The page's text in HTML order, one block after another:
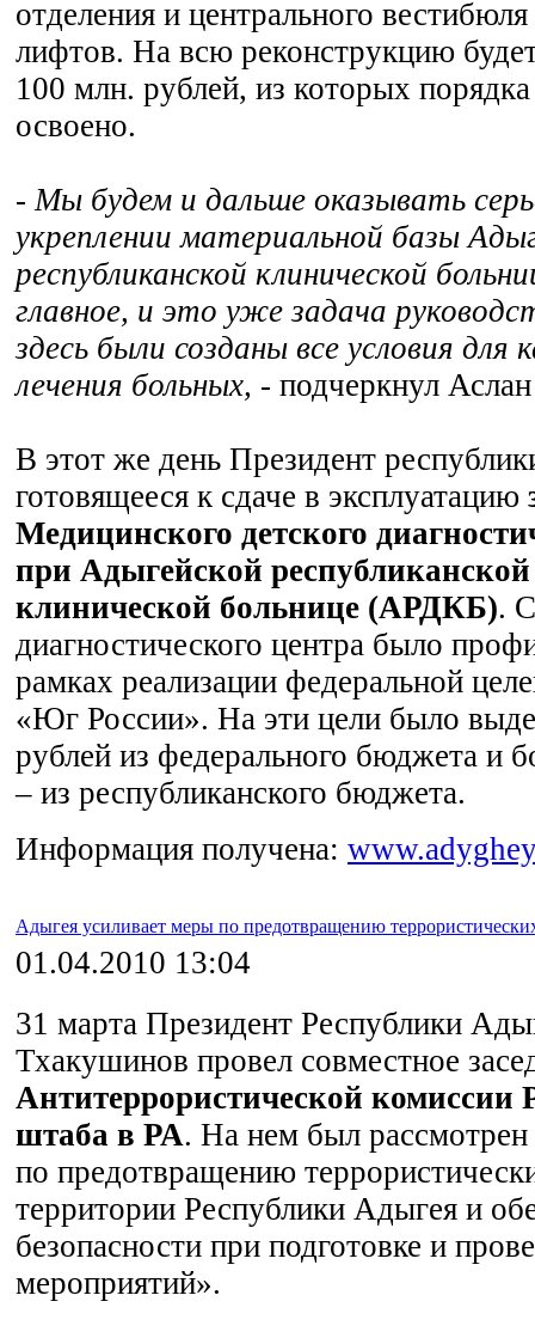
отделения и центрального
лифтов. На всю реконструкцию
100 млн. рублей, из которых
освоено.
- Мы будем и дальше оказывать
укреплении материальной базы
республиканской клинической
главное, и это уже задача
здесь были созданы все условия для
лечения больных, - подчеркнул
В этот же день Президент
готовящееся к сдаче в эксплуатацию
Медицинского детского
при Адыгейской республиканской
клинической больнице (АРДКБ).
диагностического центра было
рамках реализации федеральной
«Юг России». На эти цели было
рублей из федерального бюджета и
– из республиканского бюджета.
Информация получена:
Адыгея усиливает меры по предотвращению
01.04.2010 13:04
31 марта Президент Республики
Тхакушинов провел совместное
Антитеррористической комиссии
штаба в РА. На нем был
по предотвращению
территории Республики Адыгея и
безопасности при подготовке и
мероприятий».